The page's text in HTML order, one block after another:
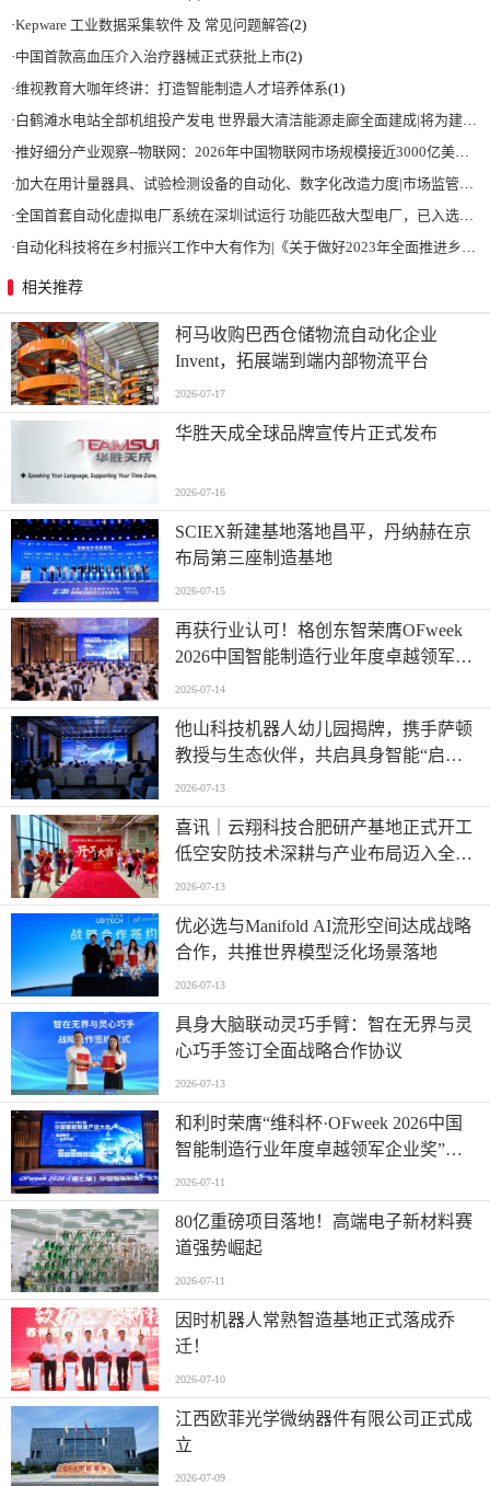
·Kepware 工业数据采集软件 及 常见问题解答(2)
·中国首款高血压介入治疗器械正式获批上市(2)
·维视教育大咖年终讲：打造智能制造人才培养体系(1)
·白鹤滩水电站全部机组投产发电 世界最大清洁能源走廊全面建成|将为建设新型能源体系、保障国家能源安全、实现“双碳”目标提供有力支撑
·推好细分产业观察--物联网：2026年中国物联网市场规模接近3000亿美元 智慧工厂、智慧城市、智慧电网等将占60%以上
·加大在用计量器具、试验检测设备的自动化、数字化改造力度|市场监管总局 工业和信息化部 关于促进企业计量能力提升的指导意见
·全国首套自动化虚拟电厂系统在深圳试运行 功能匹敌大型电厂，已入选国际典型案例
· 自动化科技将在乡村振兴工作中大有作为|《关于做好2023年全面推进乡村振兴重点工作的意见》发布
相关推荐
柯马收购巴西仓储物流自动化企业
Invent，拓展端到端内部物流平台
2026-07-17
华胜天成全球品牌宣传片正式发布
2026-07-16
SCIEX新建基地落地昌平，丹纳赫在京
布局第三座制造基地
2026-07-15
再获行业认可！格创东智荣膺OFweek
2026中国智能制造行业年度卓越领军企
业奖
2026-07-14
他山科技机器人幼儿园揭牌，携手萨顿
教授与生态伙伴，共启具身智能“启蒙
时代”
2026-07-13
喜讯｜云翔科技合肥研产基地正式开工
低空安防技术深耕与产业布局迈入全新
阶段
2026-07-13
优必选与Manifold AI流形空间达成战略
合作，共推世界模型泛化场景落地
2026-07-13
具身大脑联动灵巧手臂：智在无界与灵
心巧手签订全面战略合作协议
2026-07-13
和利时荣膺“维科杯·OFweek 2026中国
智能制造行业年度卓越领军企业奖”，
以自主创新实力引领智造新浪潮
2026-07-11
80亿重磅项目落地！高端电子新材料赛
道强势崛起
2026-07-11
因时机器人常熟智造基地正式落成乔
迁！
2026-07-10
江西欧菲光学微纳器件有限公司正式成
立
2026-07-09